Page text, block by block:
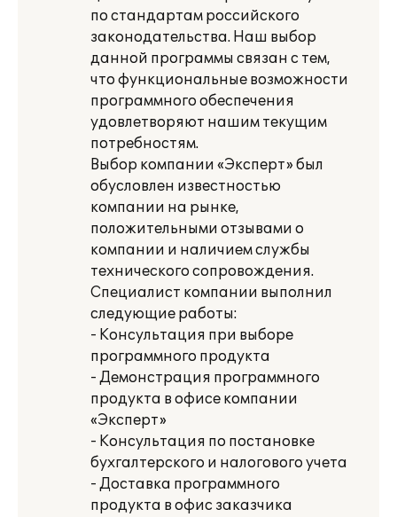
по стандартам российского
законодательства. Наш выбор
данной программы связан с тем,
что функциональные возможности
программного обеспечения
удовлетворяют нашим текущим
потребностям.
Выбор компании «Эксперт» был
обусловлен известностью
компании на рынке,
положительными отзывами о
компании и наличием службы
технического сопровождения.
Специалист компании выполнил
следующие работы:
- Консультация при выборе
программного продукта
- Демонстрация программного
продукта в офисе компании
«Эксперт»
- Консультация по постановке
бухгалтерского и налогового учета
- Доставка программного
продукта в офис заказчика